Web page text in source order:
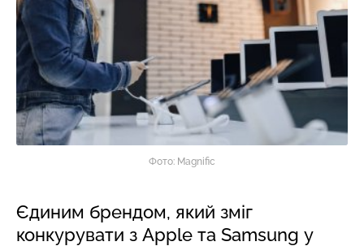
Фото: Magnific
Єдиним брендом, який зміг
конкурувати з Apple та Samsung у